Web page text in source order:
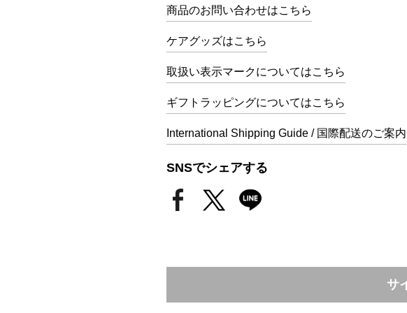
商品のお問い合わせはこちら
ケアグッズはこちら
取扱い表示マークについてはこちら
ギフトラッピングについてはこちら
International Shipping Guide / 国際配送のご案内
SNSでシェアする
サ